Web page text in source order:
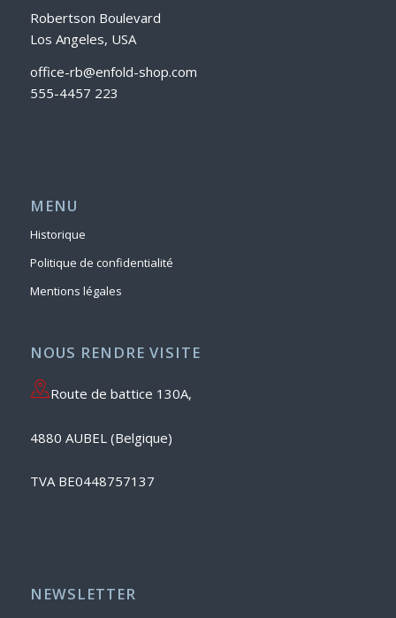
Robertson Boulevard
Los Angeles, USA
office-rb@enfold-shop.com
555-4457 223
MENU
Historique
Politique de confidentialité
Mentions légales
NOUS RENDRE VISITE
Route de battice 130A,
4880 AUBEL (Belgique)
TVA BE0448757137
NEWSLETTER